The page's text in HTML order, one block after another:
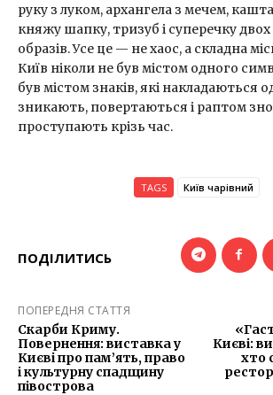
руку з луком, архангела з мечем,
княжу шапку, тризуб і суперечку
образів. Усе це — не хаос, а складна
Київ ніколи не був містом одного
був містом знаків, які накладаються
зникають, повертаються і раптом
проступають крізь час.
TAGS Київ чарівний
ПОДІЛИТИСЬ
ПОПЕРЕДНЯ СТАТТЯ
Скарби Криму.
Повернення: виставка у
Києві про пам’ять, право
і культурну спадщину
півострова
Києві:
хто